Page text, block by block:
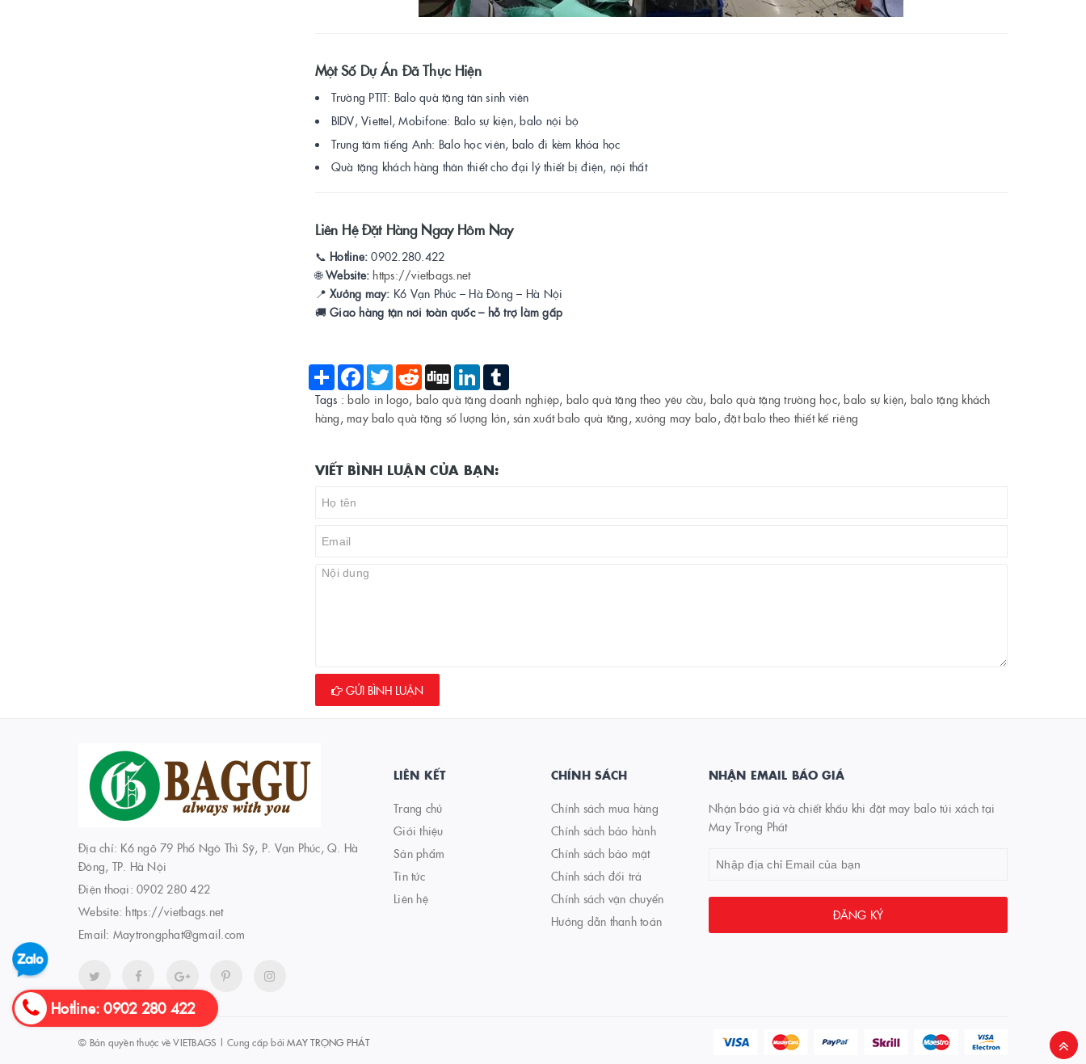
Một Số Dự Án Đã Thực Hiện
Trường PTIT: Balo quà tặng tân sinh viên
BIDV, Viettel, Mobifone: Balo sự kiện, balo nội bộ
Trung tâm tiếng Anh: Balo học viên, balo đi kèm khóa học
Quà tặng khách hàng thân thiết cho đại lý thiết bị điện, nội thất
Liên Hệ Đặt Hàng Ngay Hôm Nay
📞 Hotline: 0902.280.422
🌐Website: https://vietbags.net
📍 Xưởng may: K6 Vạn Phúc – Hà Đông – Hà Nội
🚚 Giao hàng tận nơi toàn quốc – hỗ trợ làm gấp
ShareFacebook
TwitterRedditDigg LinkedInTumblr
Tags :balo in logo, balo quà tặng doanh nghiệp, balo quà tặng theo yêu cầu, balo quà tặng trường học,balo sự kiện, balo tặng khách
hàng, may balo quà tặng số lượng lớn, sản xuất balo quà tặng, xưởng may balo, đặt balo theo thiết kế riêng
VIẾT BÌNH LUẬN CỦA BẠN:
GỬI BÌNH LUẬN
Địa chỉ: K6 ngõ 79 Phố Ngô Thì Sỹ, P. Vạn Phúc, Q. Hà
Đông, TP. Hà Nội
Điện thoại: 0902 280 422
Website: https://vietbags.net
Email: Maytrongphat@gmail.com
LIÊN KẾT
Trang chủ
Giới thiệu
Sản phẩm
Tin tức
Liên hệ
CHÍNH SÁCH
Chính sách mua hàng
Chính sách bảo hành
Chính sách bảo mật
Chính sách đổi trả
Chính sách vận chuyển
Hướng dẫn thanh toán
NHẬN EMAIL BÁO GIÁ
Nhận báo giá và chiết khấu khi đặt may balo túi xách tại
May Trọng Phát
ĐĂNG KÝ
© Bản quyền thuộc vềVIETBAGS | Cung cấp bởiMAY TRỌNG PHÁT
Hotline: 0902 280 422